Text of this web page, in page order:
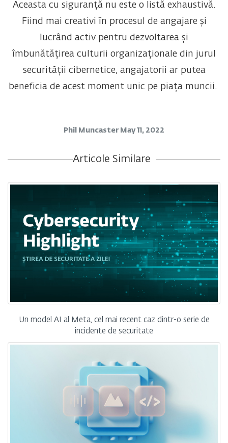
Aceasta cu siguranță nu este o listă exhaustivă.
Fiind mai creativi în procesul de angajare și
lucrând activ pentru dezvoltarea și
îmbunătățirea culturii organizaționale din jurul
securității cibernetice, angajatorii ar putea
beneficia de acest moment unic pe piața muncii.
Phil Muncaster May 11, 2022
Articole Similare
Un model AI al Meta, cel mai recent caz dintr-o serie de
incidente de securitate